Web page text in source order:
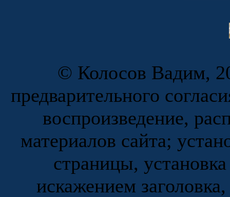
© Колосов Вадим,
предварительного
воспроизведение,
материалов сайта;
страницы,
искажением